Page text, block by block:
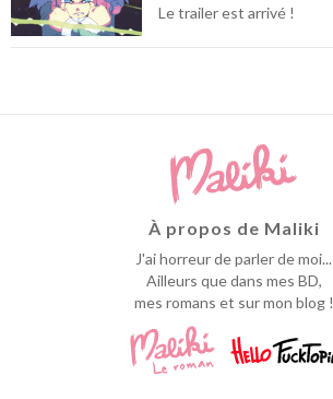
Le trailer est arrivé !
À propos de Maliki
J'ai horreur de parler de moi...
Ailleurs que dans mes BD,
mes romans et sur mon blog !